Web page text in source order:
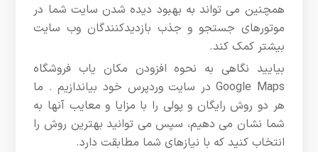
همچنین می تواند به بهبود دیده شدن سایت شما در
موتورهای جستجو و جذب بازدیدکنندگان وب سایت
بیشتر کمک کند.
بیایید نگاهی به نحوه افزودن مکان یاب فروشگاه
Google Maps در سایت وردپرس خود بیاندازیم . ما
هر دو روش رایگان و پولی را با مزایا و معایب آنها به
شما نشان می دهیم، سپس می توانید بهترین روش را
انتخاب کنید که با نیازهای شما مطابقت دارد.